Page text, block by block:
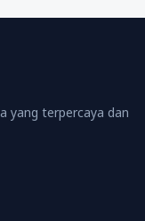
yang terpercaya dan